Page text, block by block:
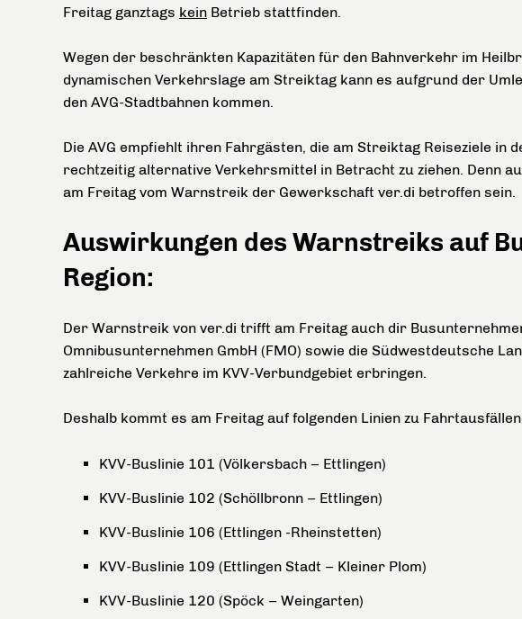
Freitag ganztags kein Betrieb stattfinden.
Wegen der beschränkten Kapazitäten für den Bahnverkehr im
dynamischen Verkehrslage am Streiktag kann es aufgrund der
den AVG-Stadtbahnen kommen.
Die AVG empfiehlt ihren Fahrgästen, die am Streiktag Reiseziele in
rechtzeitig alternative Verkehrsmittel in Betracht zu ziehen. Denn
am Freitag vom Warnstreik der Gewerkschaft ver.di betroffen sein.
Auswirkungen des Warnstreiks auf
Region:
Der Warnstreik von ver.di trifft am Freitag auch dir
Omnibusunternehmen GmbH (FMO) sowie die Südwestdeutsche
zahlreiche Verkehre im KVV-Verbundgebiet erbringen.
Deshalb kommt es am Freitag auf folgenden Linien zu
KVV-Buslinie 101 (Völkersbach – Ettlingen)
KVV-Buslinie 102 (Schöllbronn – Ettlingen)
KVV-Buslinie 106 (Ettlingen -Rheinstetten)
KVV-Buslinie 109 (Ettlingen Stadt – Kleiner Plom)
KVV-Buslinie 120 (Spöck – Weingarten)